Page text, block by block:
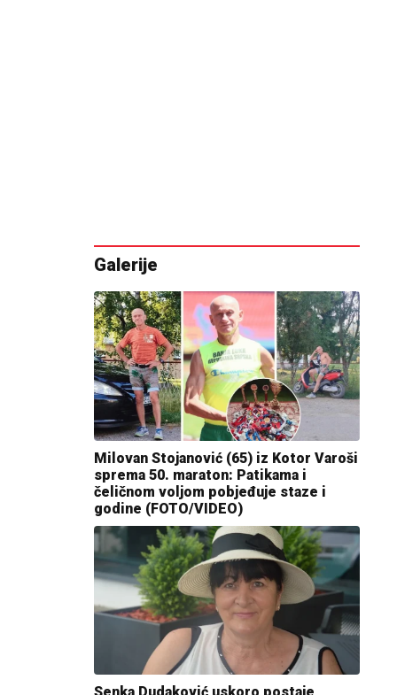
Galerije
Milovan Stojanović (65) iz Kotor Varoši
sprema 50. maraton: Patikama i
čeličnom voljom pobjeđuje staze i
godine (FOTO/VIDEO)